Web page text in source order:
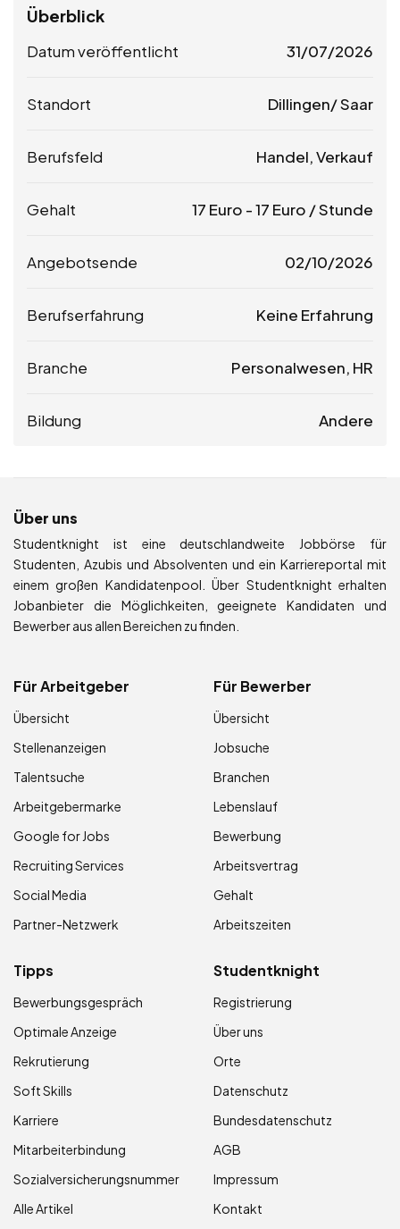
Überblick
Datum veröffentlicht 31/07/2026
Standort Dillingen/ Saar
Berufsfeld Handel, Verkauf
Gehalt 17 Euro -17 Euro / Stunde
Angebotsende 02/10/2026
Berufserfahrung Keine Erfahrung
Branche Personalwesen, HR
Bildung Andere
Über uns
Studentknight ist eine deutschlandweite Jobbörse für
Studenten, Azubis und Absolventen und ein Karriereportal mit
einem großen Kandidatenpool. Über Studentknight erhalten
Jobanbieter die Möglichkeiten, geeignete Kandidaten und
Bewerber aus allen Bereichen zu finden.
Für Arbeitgeber
Übersicht
Stellenanzeigen
Talentsuche
Arbeitgebermarke
Google for Jobs
Recruiting Services
Social Media
Partner-Netzwerk
Für Bewerber
Übersicht
Jobsuche
Branchen
Lebenslauf
Bewerbung
Arbeitsvertrag
Gehalt
Arbeitszeiten
Tipps
Bewerbungsgespräch
Optimale Anzeige
Rekrutierung
Soft Skills
Karriere
Mitarbeiterbindung
Sozialversicherungsnummer
Alle Artikel
Studentknight
Registrierung
Über uns
Orte
Datenschutz
Bundesdatenschutz
AGB
Impressum
Kontakt